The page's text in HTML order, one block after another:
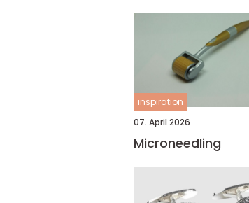
voksne og
praksiskandidater
inspiration
07. April 2026
Microneedling